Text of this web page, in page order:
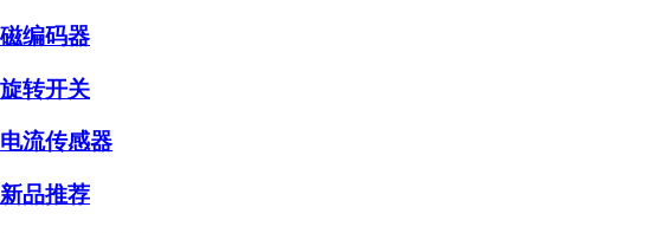
磁编码器
旋转开关
电流传感器
新品推荐